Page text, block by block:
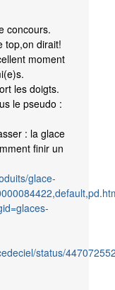
concours.
top,on dirait!
moment
les doigts.
le pseudo :
: la glace
finir un
glace-
status/